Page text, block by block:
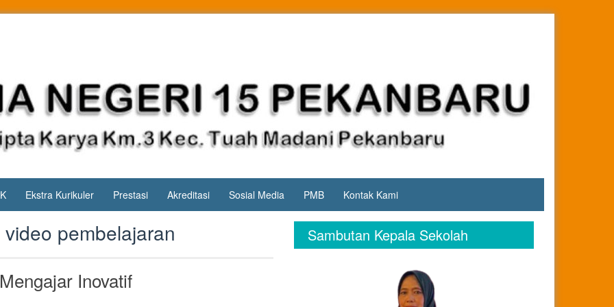
Ekstra Kurikuler Prestasi Akreditasi Sosial Media PMB Kontak Kami
pembelajaran
Inovatif
Sambutan Kepala Sekolah